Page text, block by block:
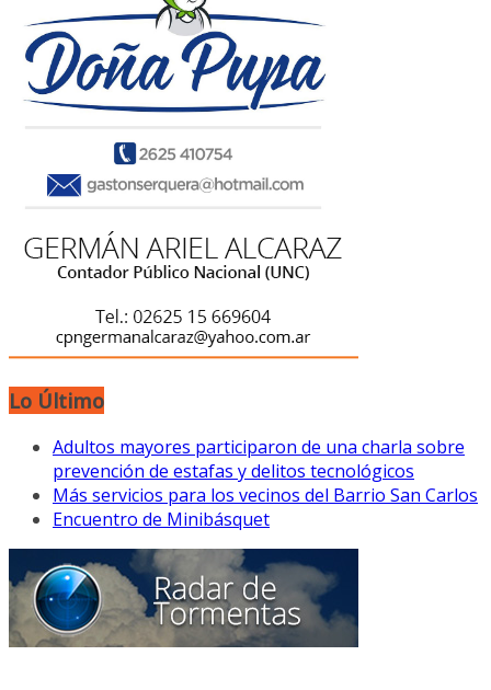
Lo Último
Adultos mayores participaron de una charla sobre
prevención de estafas y delitos tecnológicos
Más servicios para los vecinos del Barrio San Carlos
Encuentro de Minibásquet